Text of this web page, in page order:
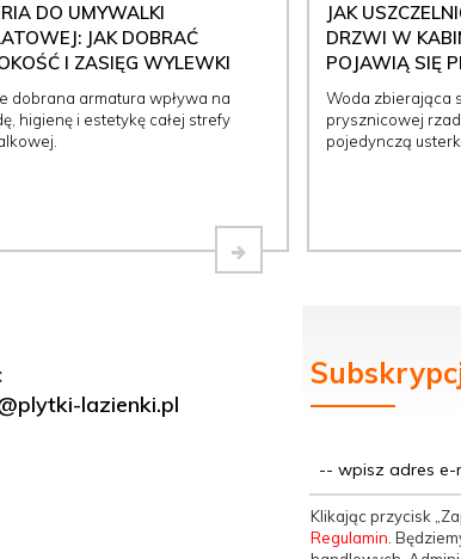
DO UMYWALKI
JAK DOBRAĆ
I ZASIĘG WYLEWKI
dobrana armatura wpływa na
higienę i estetykę całej strefy
JAK
DRZWI W
POJAWIĄ SIĘ
Woda zbierająca
prysznicowej
pojedynczą
lazienki.pl
Klikając przycisk
Regulamin .